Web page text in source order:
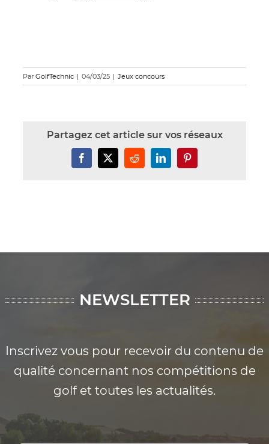
Par GolfTechnic | 04/03/25 | Jeux concours
Partagez cet article sur vos réseaux
Facebook
X RedditLinkedInPinterest
NEWSLETTER
Inscrivez vous pour recevoir du contenu de
qualité concernant nos compétitions de
golf et toutes les actualités.